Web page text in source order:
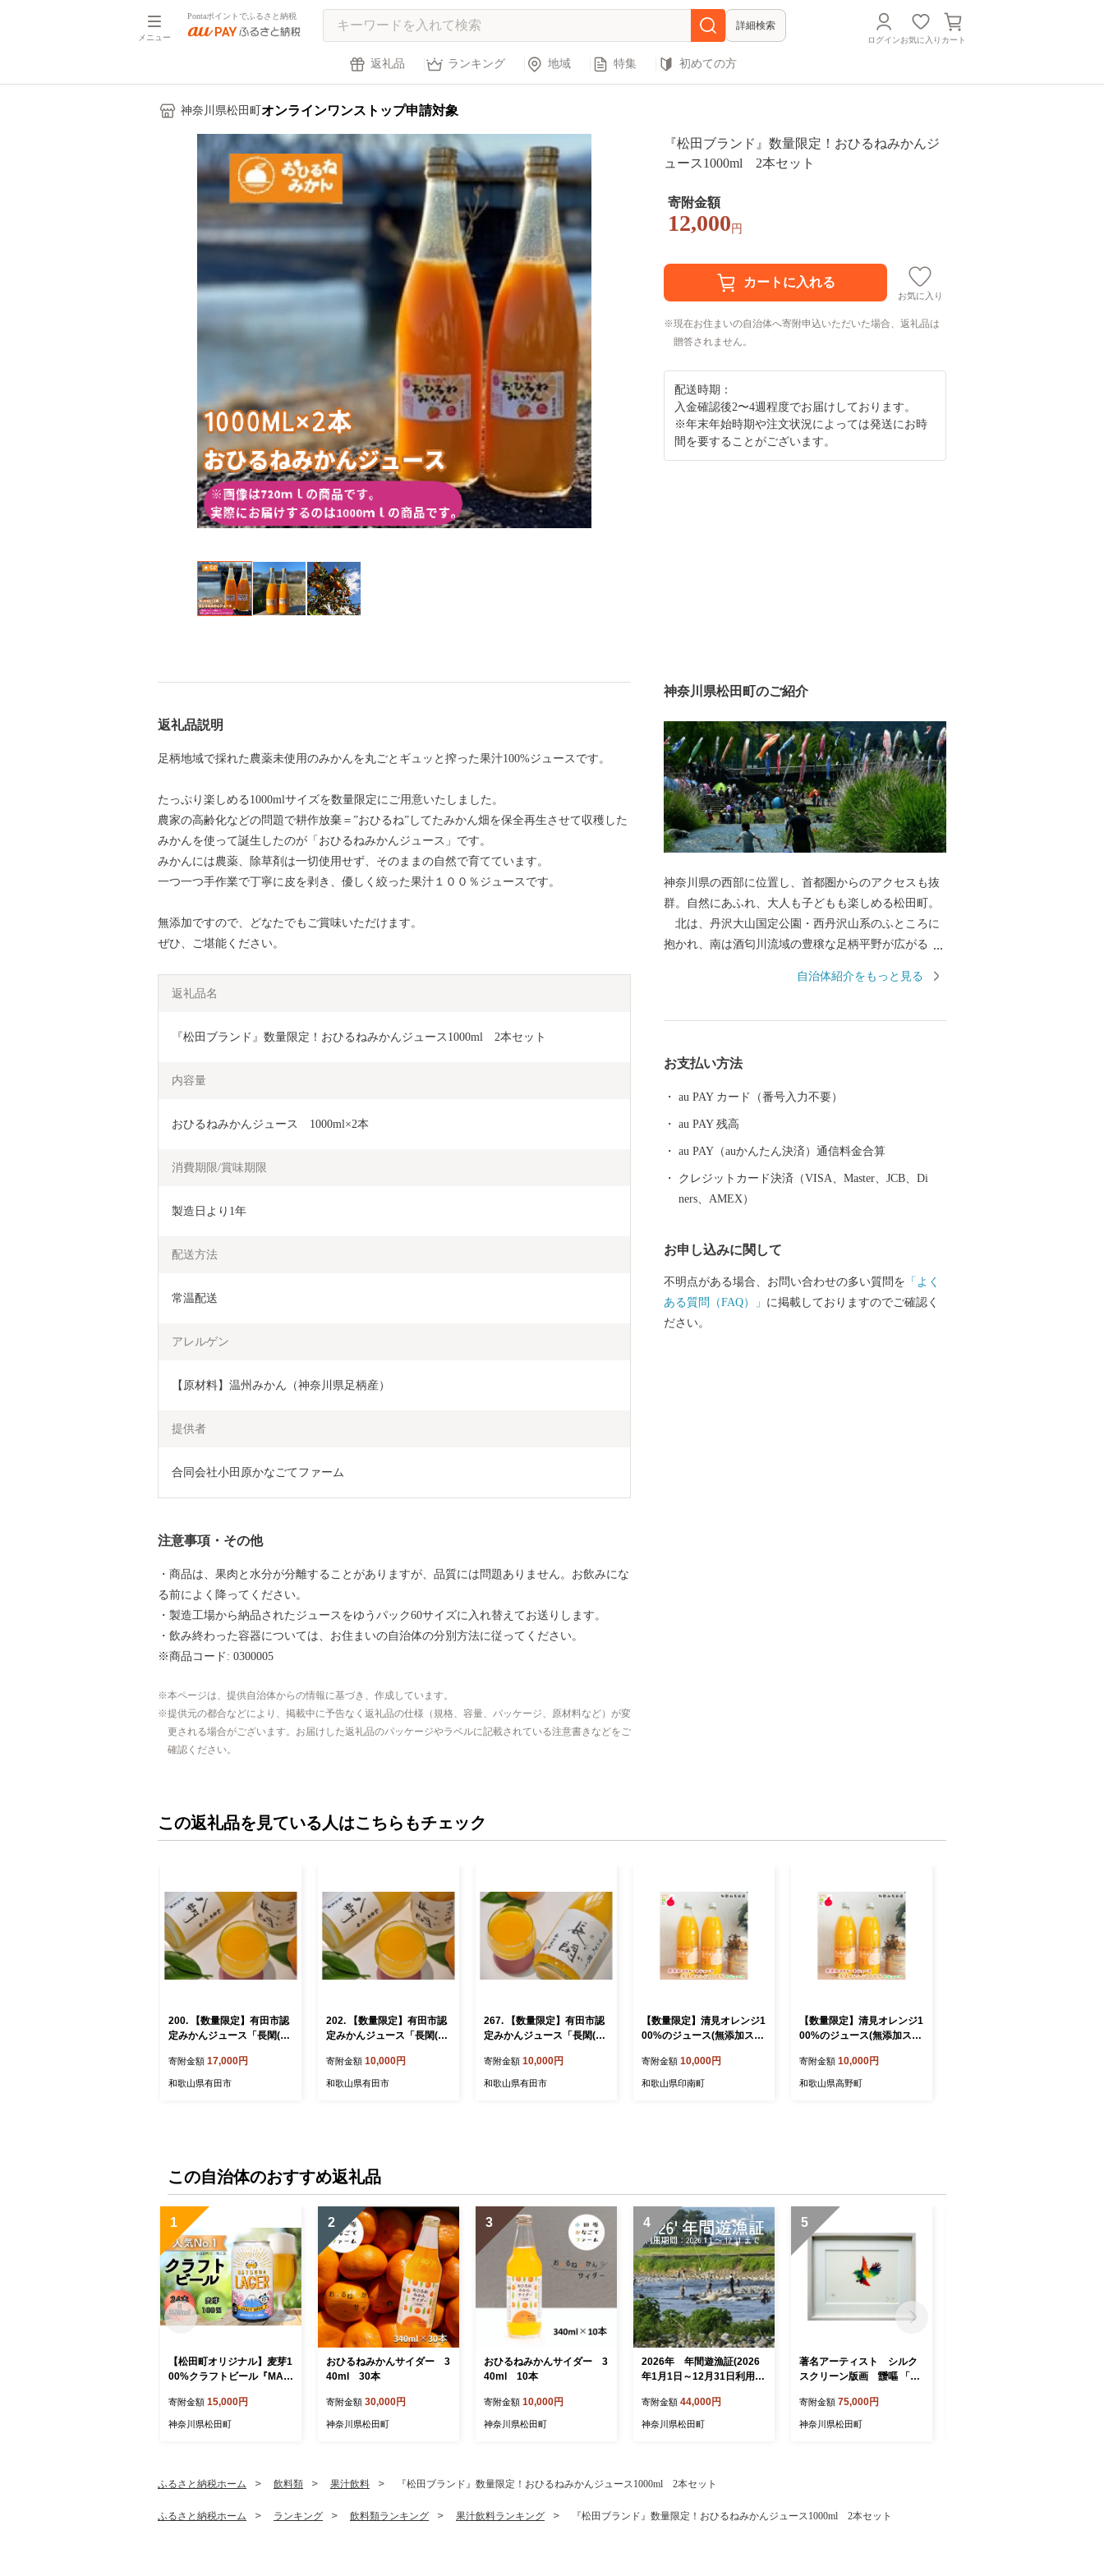
メニュー
Pontaポイントでふるさと納税
詳細検索
ログインお気に入り カート
返礼品 ランキング 地域 特集 初めての方
神奈川県松田町 オンラインワンストップ申請対象
『松田ブランド』数量限定！おひるねみかんジ
ュース1000ml 2本セット
寄附金額
12,000 円
お気に入り
現在お住まいの自治体へ寄附申込いただいた場合、返礼品は
贈答されません。
配送時期：
入金確認後2〜4週程度でお届けしております。
※年末年始時期や注文状況によっては発送にお時
間を要することがございます。
返礼品説明
足柄地域で採れた農薬未使用のみかんを丸ごとギュッと搾った果汁100%ジュースです。
たっぷり楽しめる1000mlサイズを数量限定にご用意いたしました。
農家の高齢化などの問題で耕作放棄＝”おひるね”してたみかん畑を保全再生させて収穫した
みかんを使って誕生したのが「おひるねみかんジュース」です。
みかんには農薬、除草剤は一切使用せず、そのままの自然で育てています。
一つ一つ手作業で丁寧に皮を剥き、優しく絞った果汁１００％ジュースです。
無添加ですので、どなたでもご賞味いただけます。
ぜひ、ご堪能ください。
返礼品名
『松田ブランド』数量限定！おひるねみかんジュース1000ml　2本セット
内容量
おひるねみかんジュース　1000ml×2本
消費期限/賞味期限
製造日より1年
配送方法
常温配送
アレルゲン
【原材料】温州みかん（神奈川県足柄産）
提供者
合同会社小田原かなごてファーム
注意事項・その他
・商品は、果肉と水分が分離することがありますが、品質には問題ありません。お飲みにな
る前によく降ってください。
・製造工場から納品されたジュースをゆうパック60サイズに入れ替えてお送りします。
・飲み終わった容器については、お住まいの自治体の分別方法に従ってください。
※商品コード: 0300005
本ページは、提供自治体からの情報に基づき、作成しています。
提供元の都合などにより、掲載中に予告なく返礼品の仕様（規格、容量、パッケージ、原材料など）が変
更される場合がございます。お届けした返礼品のパッケージやラベルに記載されている注意書きなどをご
確認ください。
神奈川県松田町のご紹介
神奈川県の西部に位置し、首都圏からのアクセスも抜
群。自然にあふれ、大人も子どもも楽しめる松田町。
北は、丹沢大山国定公園・西丹沢山系のふところに
抱かれ、南は酒匂川流域の豊穣な足柄平野が広がる、
史跡。そして松田町の魅力を語るのに欠かせない“清
観光まつりやあしがら花火大会など、地元団体や神社
仏閣による祭礼やイベントも年間を通じて開催されて
へ是非お越しください。
自治体紹介をもっと見る
お支払い方法
au PAY カード（番号入力不要）
au PAY 残高
au PAY（auかんたん決済）通信料金合算
クレジットカード決済（VISA、Master、JCB、Di
ners、AMEX）
お申し込みに関して
不明点がある場合、お問い合わせの多い質問を 「よく
ある質問（FAQ）」 に掲載しておりますのでご確認く
ださい。
この返礼品を見ている人はこちらもチェック
200. 【数量限定】有田市認
定みかんジュース「長閑(の
セット（計4本）(A200-2)
寄附金額 17,000円
和歌山県有田市
202. 【数量限定】有田市認
定みかんジュース「長閑(の
セット（計2本）(A202-1)
寄附金額 10,000円
和歌山県有田市
267. 【数量限定】有田市認
定みかんジュース「長閑(の
寄附金額 10,000円
和歌山県有田市
【数量限定】清見オレンジ1
00%のジュース(無添加スト
ト ［MS159］
寄附金額 10,000円
和歌山県印南町
【数量限定】清見オレンジ1
00%のジュース(無添加スト
ト ［MS159］
寄附金額 10,000円
和歌山県高野町
この自治体のおすすめ返礼品
1
【松田町オリジナル】麦芽1
00%クラフトビール『MAT
×24本入り
寄附金額 15,000円
神奈川県松田町
2
おひるねみかんサイダー 3
40ml 30本
寄附金額 30,000円
神奈川県松田町
3
おひるねみかんサイダー 3
40ml 10本
寄附金額 10,000円
神奈川県松田町
4
2026年 年間遊漁証(2026
年1月1日～12月31日利用
寄附金額 44,000円
神奈川県松田町
5
著名アーティスト シルク
スクリーン版画 靉嘔 「は
寄附金額 75,000円
神奈川県松田町
ふるさと納税ホーム 飲料類 果汁飲料 『松田ブランド』数量限定！おひるねみかんジュース1000ml 2本セット
ふるさと納税ホーム ランキング 飲料類ランキング 果汁飲料ランキング 『松田ブランド』数量限定！おひるねみかんジュース1000ml 2本セット